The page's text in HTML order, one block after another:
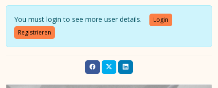
You must login to see more user details.
Login
Registrieren